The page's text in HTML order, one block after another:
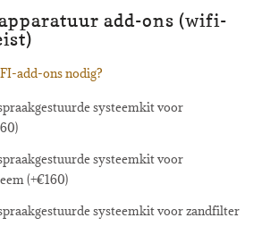
add-ons (wifi-
add-ons nodig?
systeemkit voor
)
systeemkit voor
(+€160)
systeemkit voor zandfilter